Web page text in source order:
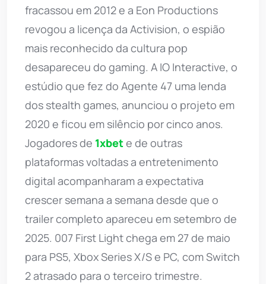
fracassou em 2012 e a Eon Productions
revogou a licença da Activision, o espião
mais reconhecido da cultura pop
desapareceu do gaming. A IO Interactive, o
estúdio que fez do Agente 47 uma lenda
dos stealth games, anunciou o projeto em
2020 e ficou em silêncio por cinco anos.
Jogadores de 1xbete de outras
plataformas voltadas a entretenimento
digital acompanharam a expectativa
crescer semana a semana desde que o
trailer completo apareceu em setembro de
2025. 007 First Light chega em 27 de maio
para PS5, Xbox Series X/S e PC, com Switch
2 atrasado para o terceiro trimestre.